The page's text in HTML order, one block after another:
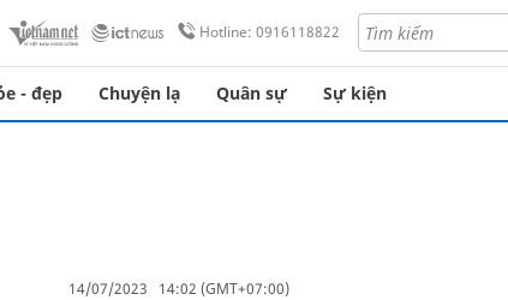
Hotline: 0916118822
- đẹp Chuyện lạ Quân sự Sự kiện
14/07/2023 14:02 (GMT+07:00)